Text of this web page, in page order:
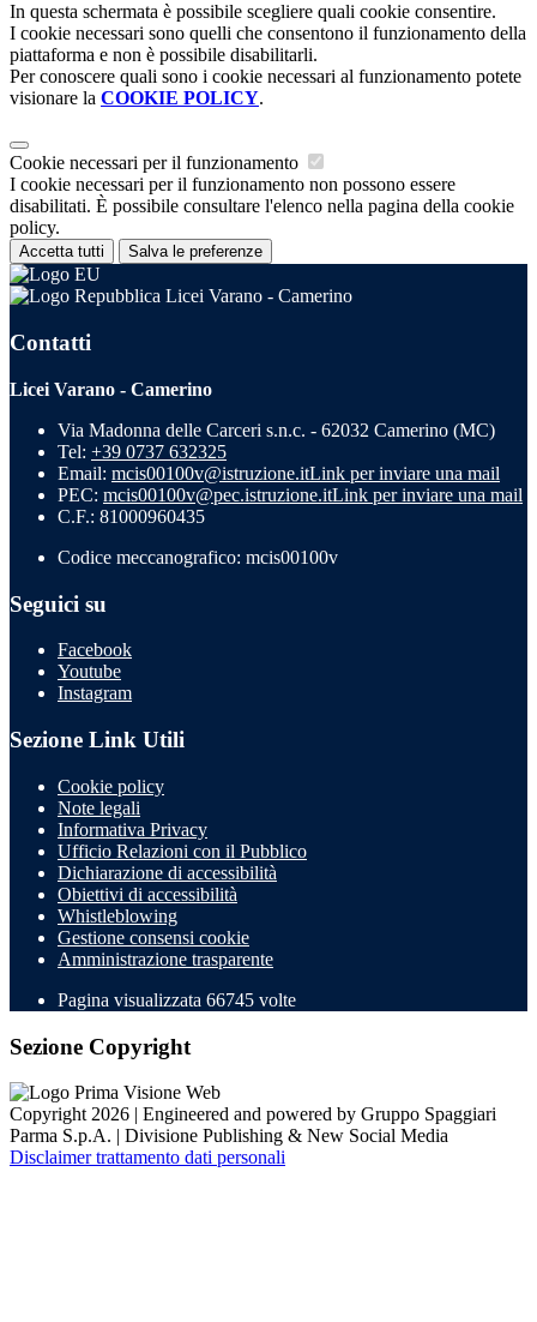
In questa schermata è possibile scegliere quali cookie consentire.
I cookie necessari sono quelli che consentono il funzionamento della
piattaforma e non è possibile disabilitarli.
Per conoscere quali sono i cookie necessari al funzionamento potete
visionare la COOKIE POLICY.
Cookie necessari per il funzionamento
I cookie necessari per il funzionamento non possono essere
disabilitati. È possibile consultare l'elenco nella pagina della cookie
policy.
Accetta tutti Salva le preferenze
Licei Varano - Camerino
Contatti
Licei Varano - Camerino
Via Madonna delle Carceri s.n.c. - 62032 Camerino (MC)
Tel: +39 0737 632325
Email: mcis00100v@istruzione.itLink per inviare una mail
PEC: mcis00100v@pec.istruzione.itLink per inviare una mail
C.F.: 81000960435
Codice meccanografico: mcis00100v
Seguici su
Facebook
Youtube
Instagram
Sezione Link Utili
Cookie policy
Note legali
Informativa Privacy
Ufficio Relazioni con il Pubblico
Dichiarazione di accessibilità
Obiettivi di accessibilità
Whistleblowing
Gestione consensi cookie
Amministrazione trasparente
Pagina visualizzata 66745 volte
Sezione Copyright
Copyright 2026 | Engineered and powered by Gruppo Spaggiari
Parma S.p.A. | Divisione Publishing & New Social Media
Disclaimer trattamento dati personali